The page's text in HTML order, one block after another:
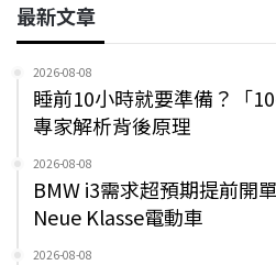
最新文章
2026-08-08
睡前10小時就要準備？「
專家解析背後原理
2026-08-08
BMW i3需求超預期提前開
Neue Klasse電動車
2026-08-08